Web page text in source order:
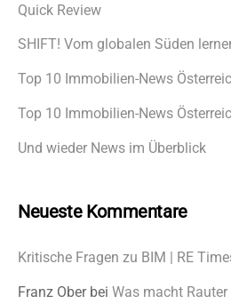
Quick Review
SHIFT! Vom globalen Süden
Top 10 Immobilien-News
Top 10 Immobilien-News
Und wieder News im Überblick
Neueste Kommentare
Kritische Fragen zu BIM | RE
Franz Oberbei Was macht